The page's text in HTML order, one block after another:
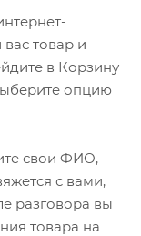
товар и
в Корзину
опцию
свои ФИО,
с вами,
разговора вы
товара на